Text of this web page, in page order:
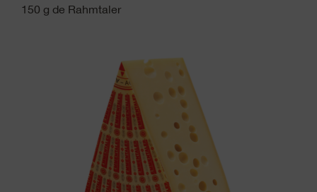
150 g de Rahmtaler